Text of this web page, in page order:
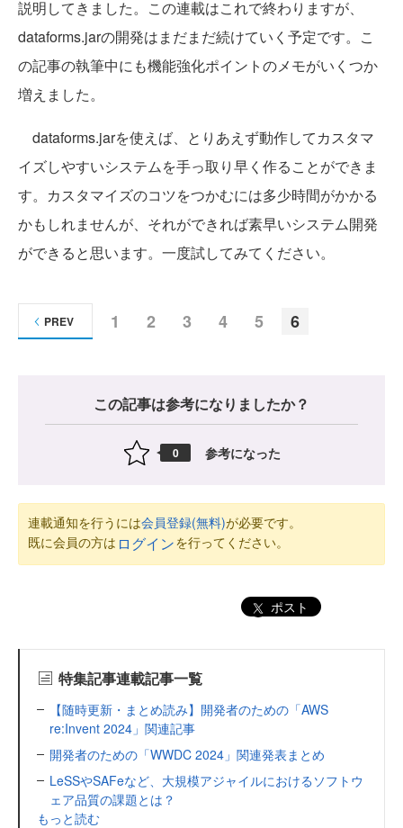
説明してきました。この連載はこれで終わりますが、
dataforms.jarの開発はまだまだ続けていく予定です。こ
の記事の執筆中にも機能強化ポイントのメモがいくつか
増えました。
dataforms.jarを使えば、とりあえず動作してカスタマ
イズしやすいシステムを手っ取り早く作ることができま
す。カスタマイズのコツをつかむには多少時間がかかる
かもしれませんが、それができれば素早いシステム開発
ができると思います。一度試してみてください。
1 2 3 4 5 6
PREV
この記事は参考になりましたか？
0 参考になった
連載通知を行うには会員登録(無料)が必要です。
既に会員の方は ログインを行ってください。
ポスト
特集記事連載記事一覧
【随時更新・まとめ読み】開発者のための「AWS
re:Invent 2024」関連記事
開発者のための「WWDC 2024」関連発表まとめ
LeSSやSAFeなど、大規模アジャイルにおけるソフトウ
ェア品質の課題とは？
もっと読む